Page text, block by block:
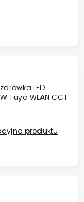
LED
Tuya WLAN CCT
produktu